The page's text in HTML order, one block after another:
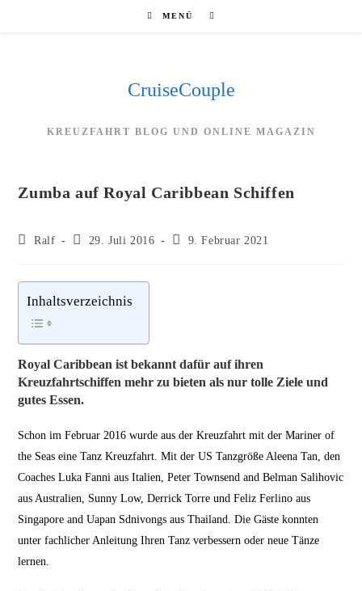
MENÜ
CruiseCouple
KREUZFAHRT BLOG UND ONLINE MAGAZIN
Zumba auf Royal Caribbean Schiffen
Beitrags-
Ralf
Beitrag
29. Juli 2016
Beitrag
9. Februar 2021
Inhaltsverzeichnis
Royal Caribbean ist bekannt dafür auf ihren
Kreuzfahrtschiffen mehr zu bieten als nur tolle Ziele und
gutes Essen.
Schon im Februar 2016 wurde aus der Kreuzfahrt mit der Mariner of
the Seas eine Tanz Kreuzfahrt. Mit der US Tanzgröße Aleena Tan, den
Coaches Luka Fanni aus Italien, Peter Townsend and Belman Salihovic
aus Australien, Sunny Low, Derrick Torre und Feliz Ferlino aus
Singapore and Uapan Sdnivongs aus Thailand. Die Gäste konnten
unter fachlicher Anleitung Ihren Tanz verbessern oder neue Tänze
lernen.